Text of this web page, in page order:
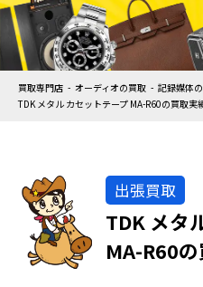
買取専門店 オーディオの買取
記録媒体
TDK メタル カセットテープ MA-R60の買取実
出張買取
TDK メタ
MA-R60